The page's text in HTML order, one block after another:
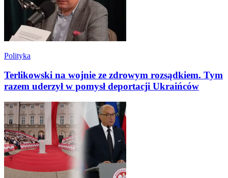
Polityka
Terlikowski na wojnie ze zdrowym rozsądkiem. Tym
razem uderzył w pomysł deportacji Ukraińców